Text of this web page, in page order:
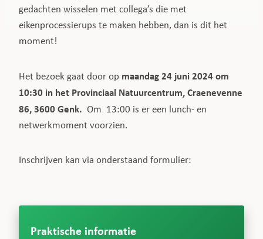
gedachten wisselen met collega’s die met
eikenprocessierups te maken hebben, dan is dit het
moment!
Het bezoek gaat door op maandag 24 juni 2024 om
10:30 in het Provinciaal Natuurcentrum, Craenevenne
86, 3600 Genk. Om 13:00 is er een lunch- en
netwerkmoment voorzien.
Inschrijven kan via onderstaand formulier:
Praktische informatie